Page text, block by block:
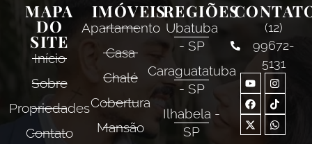
MAPA
DO
SITE
Início
Sobre
Propriedades
Contato
IMÓVEIS
Apartamento
Casa
Chalé
Cobertura
Mansão
REGIÕES
Ubatuba
- SP
Caraguatatuba
- SP
Ilhabela -
SP
(12)
99672-
5131